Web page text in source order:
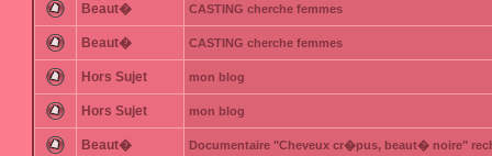
Beaut� CASTING cherche femmes
Beaut� CASTING cherche femmes
Hors Sujet mon blog
Hors Sujet mon blog
Beaut� Documentaire "Cheveux cr�pus, beaut� noire"